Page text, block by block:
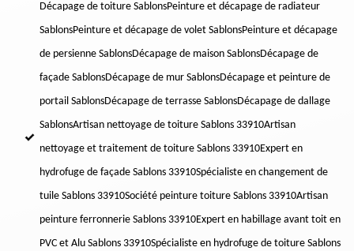
Décapage de toiture SablonsPeinture et décapage de radiateur
SablonsPeinture et décapage de volet SablonsPeinture et décapage
de persienne SablonsDécapage de maison SablonsDécapage de
façade SablonsDécapage de mur SablonsDécapage et peinture de
portail SablonsDécapage de terrasse SablonsDécapage de dallage
SablonsArtisan nettoyage de toiture Sablons 33910Artisan
nettoyage et traitement de toiture Sablons 33910Expert en
hydrofuge de façade Sablons 33910Spécialiste en changement de
tuile Sablons 33910Société peinture toiture Sablons 33910Artisan
peinture ferronnerie Sablons 33910Expert en habillage avant toit en
PVC et Alu Sablons 33910Spécialiste en hydrofuge de toiture Sablons